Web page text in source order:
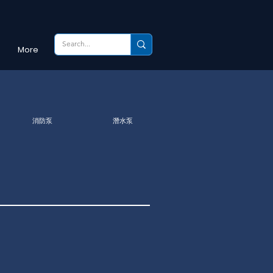
More
消防泵 潛水泵